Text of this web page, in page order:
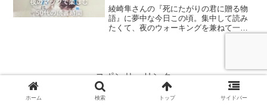
綾崎隼さんの『死にたがりの君に贈る物
語』に夢中な今日この頃。集中して読み
たくて、夜のウォーキングを兼ねて一人
でマクドナルドへ。ノイキャンイヤホン
スポンサーリンク
ホーム 検索 トップ サイドバー